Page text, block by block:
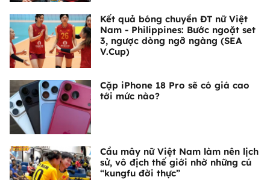
Kết quả bóng chuyền ĐT nữ Việt
Nam - Philippines: Bước ngoặt set
3, ngược dòng ngỡ ngàng (SEA
V.Cup)
Cặp iPhone 18 Pro sẽ có giá cao
tới mức nào?
Cầu mây nữ Việt Nam làm nên lịch
sử, vô địch thế giới nhờ những cú
“kungfu đời thực”